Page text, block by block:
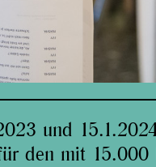
und
den mit